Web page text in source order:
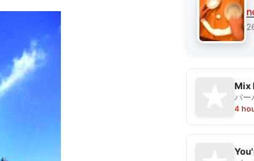
Mix
バー
4